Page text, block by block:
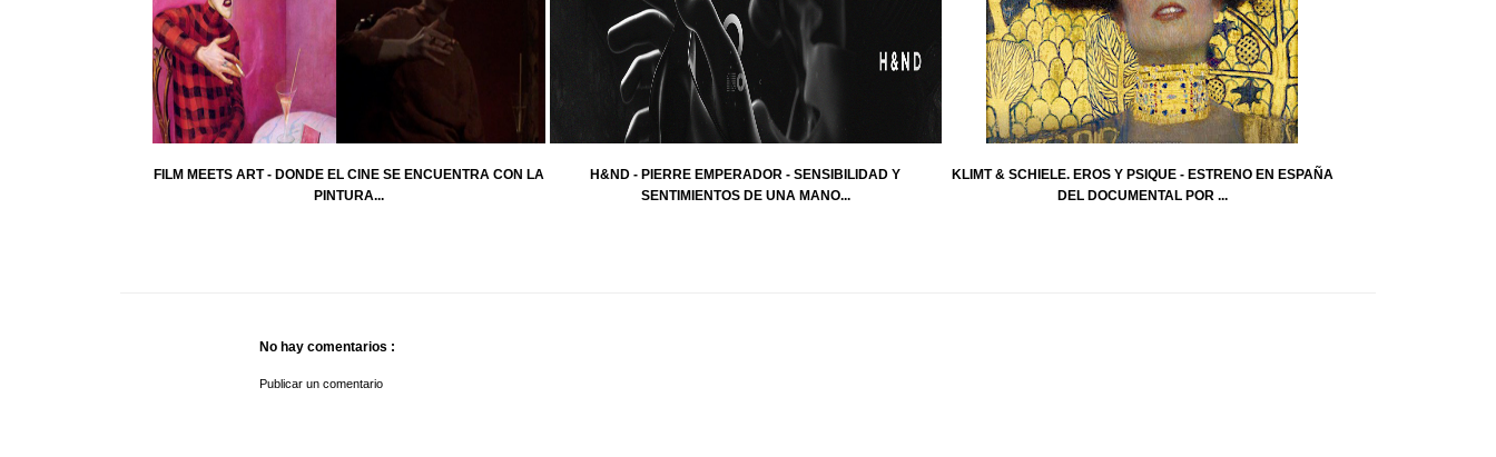
FILM MEETS ART - DONDE EL CINE SE ENCUENTRA CON LA
PINTURA...
H&ND - PIERRE EMPERADOR - SENSIBILIDAD Y
SENTIMIENTOS DE UNA MANO...
KLIMT & SCHIELE. EROS Y PSIQUE - ESTRENO EN ESPAÑA
DEL DOCUMENTAL POR ...
No hay comentarios :
Publicar un comentario